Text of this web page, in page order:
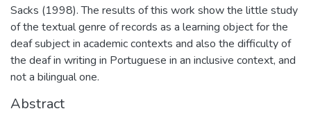
Sacks (1998). The results of this work show the little study
of the textual genre of records as a learning object for the
deaf subject in academic contexts and also the difficulty of
the deaf in writing in Portuguese in an inclusive context, and
not a bilingual one.
Abstract